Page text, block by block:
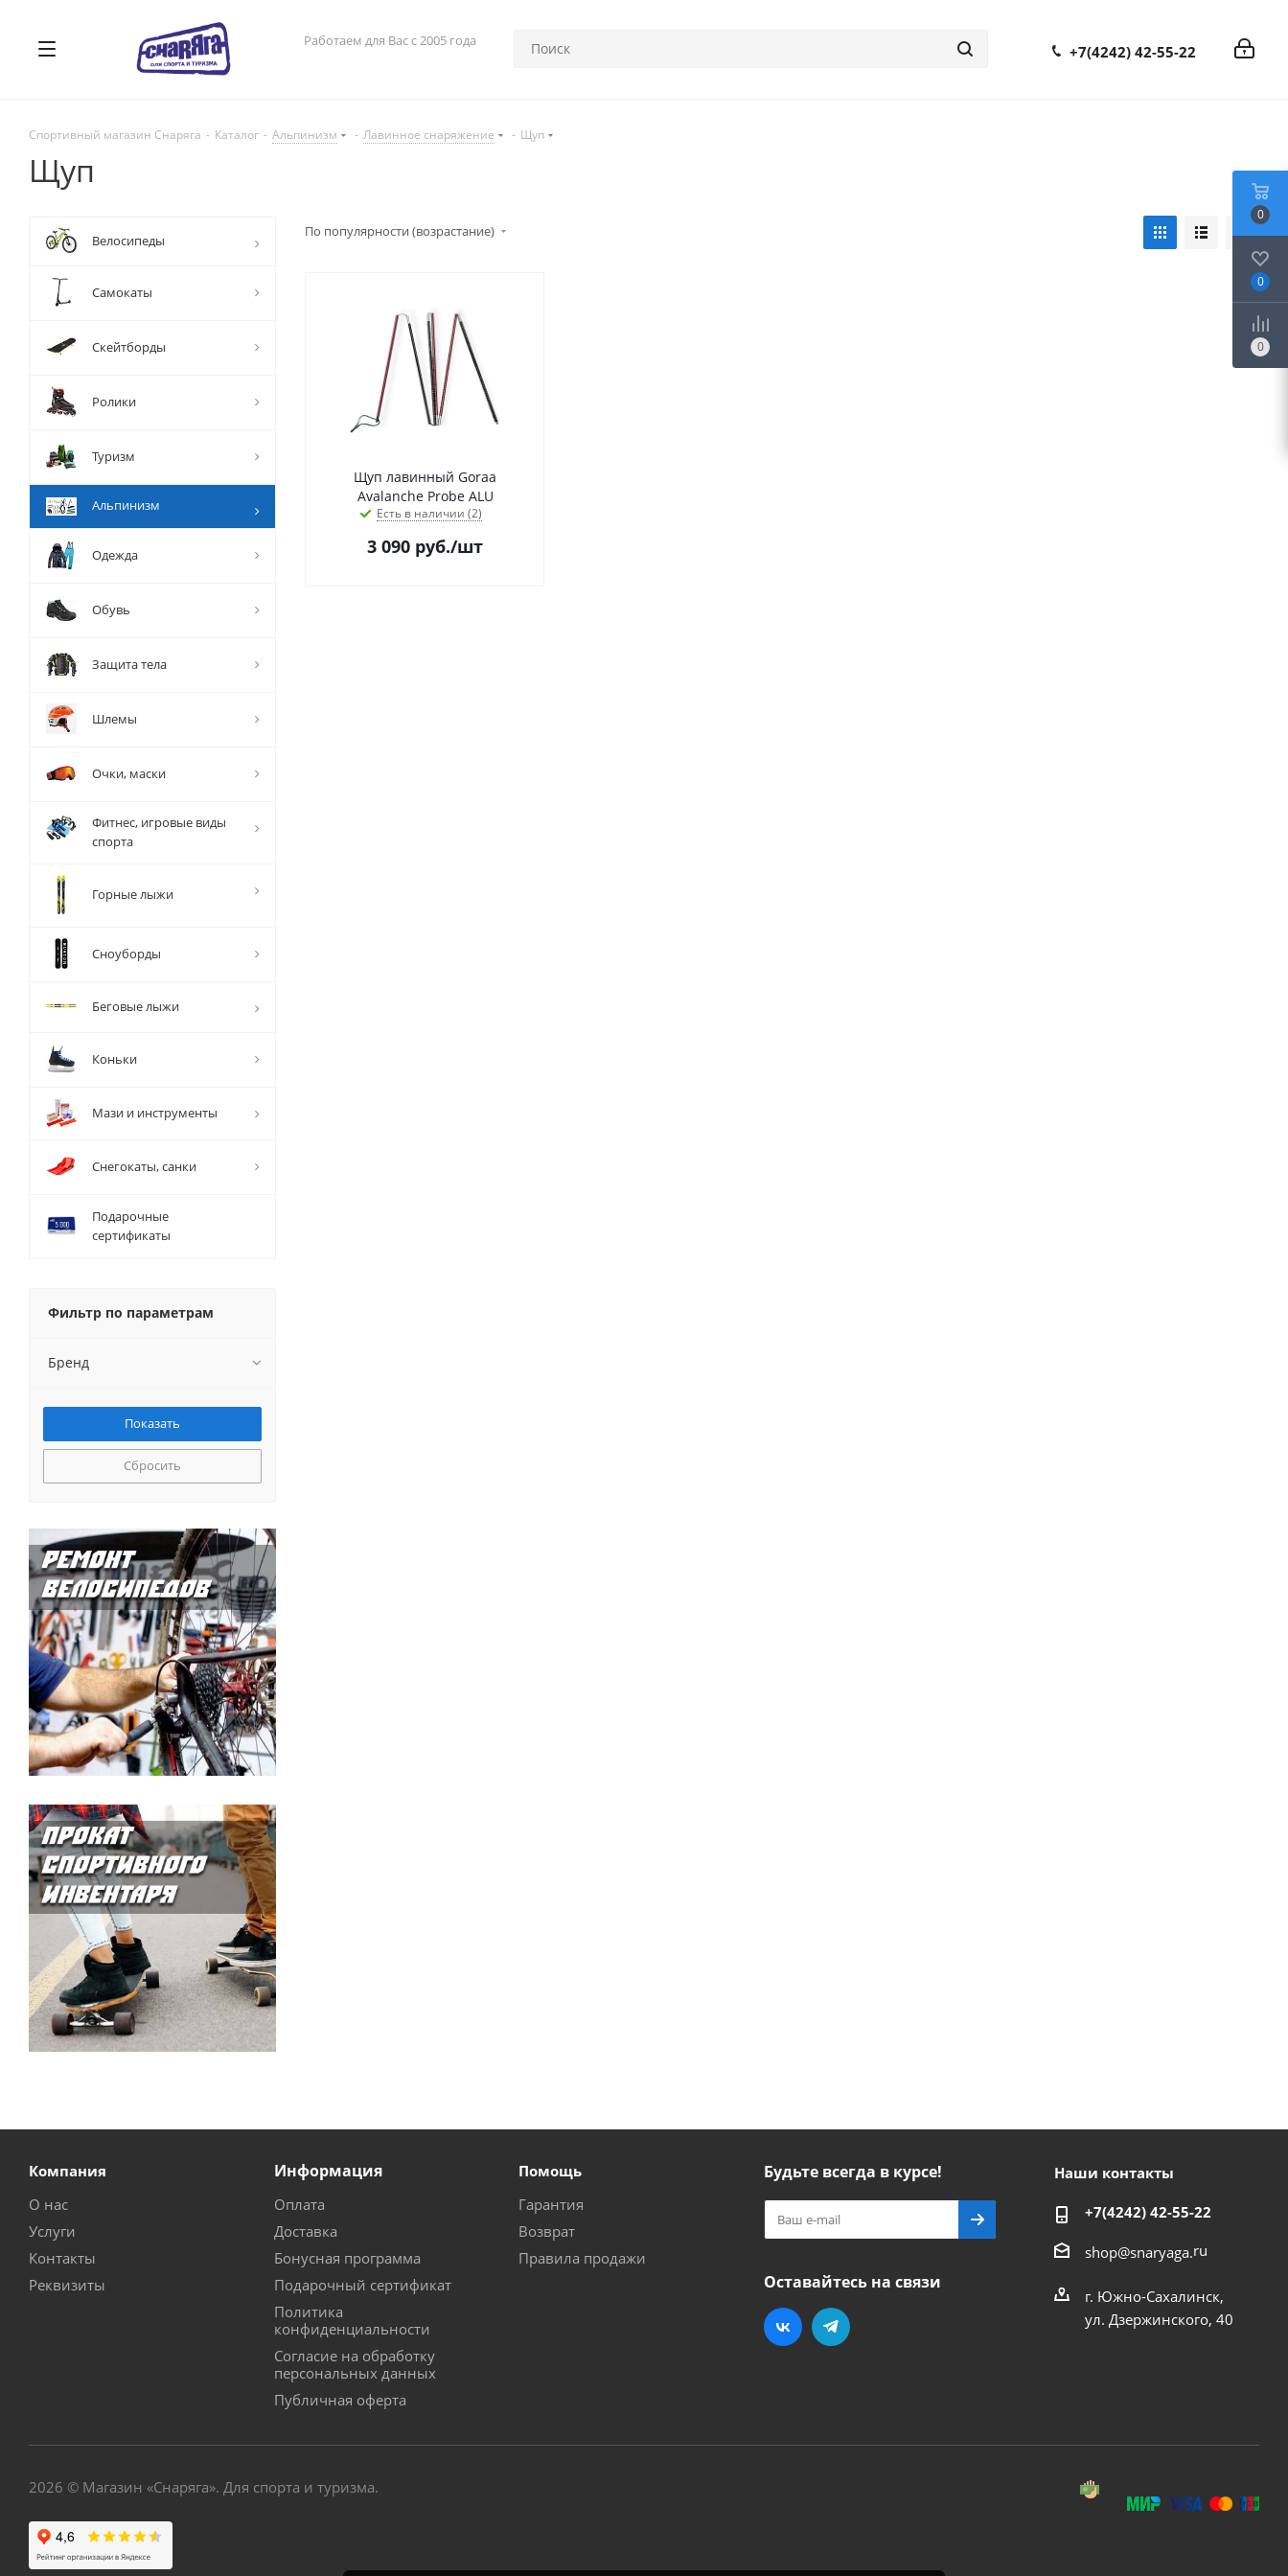
Работаем для Вас с 2005 года
+7(4242) 42-55-22
Спортивный магазин Снаряга - Каталог - Альпинизм - Лавинное снаряжение - Щуп
Щуп
По популярности (возрастание)
Щуп лавинный Goraa
Avalanche Probe ALU
Есть в наличии (2)
3 090 руб./шт
Велосипеды
Самокаты
Скейтборды
Ролики
Туризм
Альпинизм
Одежда
Обувь
Защита тела
Шлемы
Очки, маски
Фитнес, игровые виды
спорта
Горные лыжи
Сноуборды
Беговые лыжи
Коньки
Мази и инструменты
Снегокаты, санки
Подарочные
сертификаты
Фильтр по параметрам
Бренд
Сбросить
Компания
О нас
Услуги
Контакты
Реквизиты
Информация
Оплата
Доставка
Бонусная программа
Подарочный сертификат
Политика
конфиденциальности
Согласие на обработку
персональных данных
Публичная оферта
Помощь
Гарантия
Возврат
Правила продажи
Будьте всегда в курсе!
Оставайтесь на связи
Наши контакты
+7(4242) 42-55-22
shop@snaryaga.ru
г. Южно-Сахалинск,
ул. Дзержинского, 40
2026 © Магазин «Снаряга». Для спорта и туризма.
0
0
0